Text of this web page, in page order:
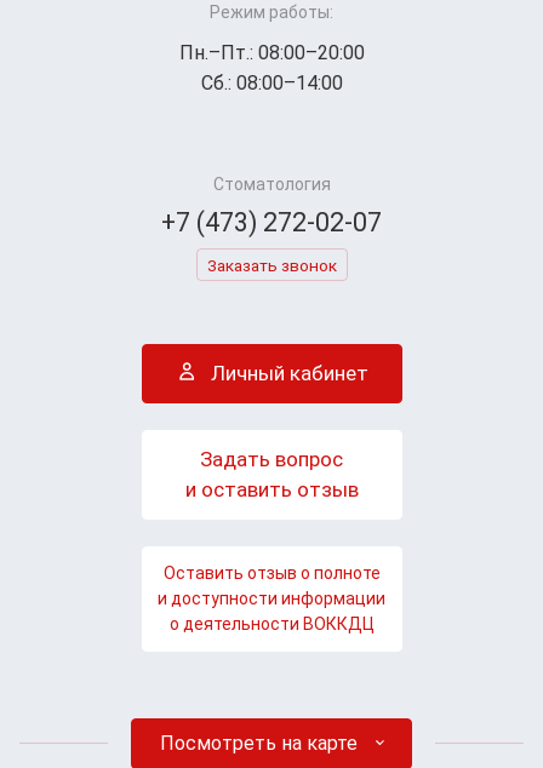
Режим работы:
Пн.–Пт.: 08:00–20:00
Сб.: 08:00–14:00
Стоматология
+7 (473) 272-02-07
Заказать звонок
Личный кабинет
Задать вопрос
и оставить отзыв
Оставить отзыв о полноте
и доступности информации
о деятельности ВОККДЦ
Посмотреть на карте